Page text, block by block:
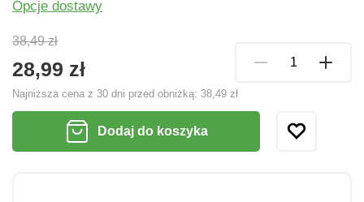
38,49 zł
28,99 zł
Najniższa cena z 30 dni przed obniżką: 38,49 zł
Opcje dostawy
Dodaj do koszyka